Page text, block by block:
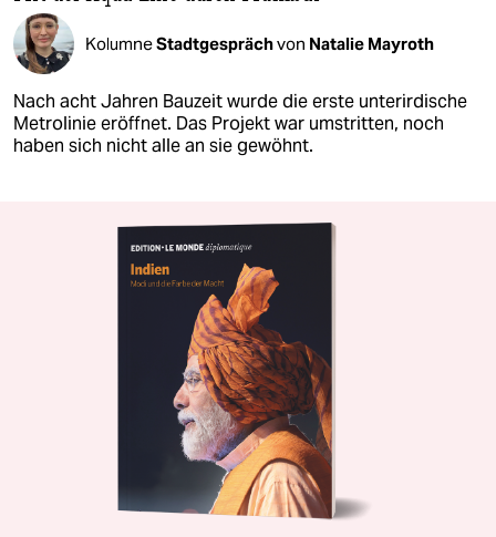
KolumneStadtgesprächvon Natalie Mayroth
Nach acht Jahren Bauzeit wurde die erste unterirdische
Metrolinie eröffnet. Das Projekt war umstritten, noch
haben sich nicht alle an sie gewöhnt.